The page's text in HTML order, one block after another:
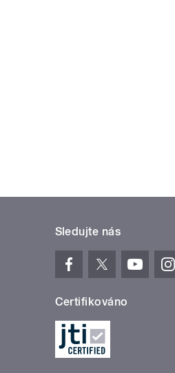
Sledujte nás
Certifikováno